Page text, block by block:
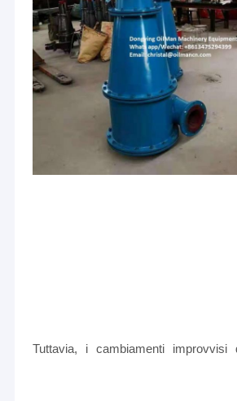
Tuttavia, i cambiamenti improvvisi